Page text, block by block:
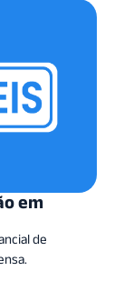
em
de